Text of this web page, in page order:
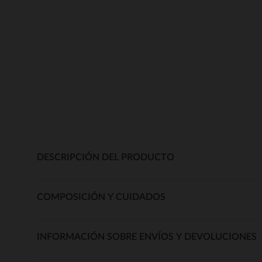
DESCRIPCIÓN DEL PRODUCTO
COMPOSICIÓN Y CUIDADOS
INFORMACIÓN SOBRE ENVÍOS Y DEVOLUCIONES